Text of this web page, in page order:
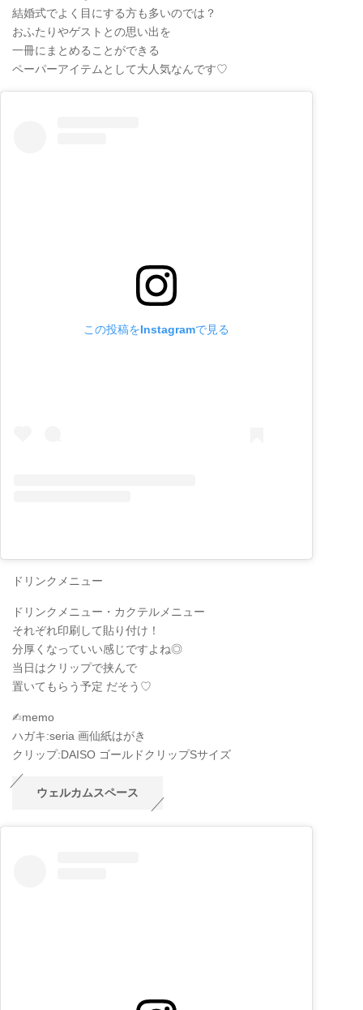
結婚式でよく目にする方も多いのでは？
おふたりやゲストとの思い出を
一冊にまとめることができる
ペーパーアイテムとして大人気なんです♡
この投稿をInstagramで見る
ドリンクメニュー
ドリンクメニュー・カクテルメニュー
それぞれ印刷して貼り付け！
分厚くなっていい感じですよね◎
当日はクリップで挟んで
置いてもらう予定 だそう♡
✍︎memo
ハガキ:seria 画仙紙はがき
クリップ:DAISO ゴールドクリップSサイズ
ウェルカムスペース